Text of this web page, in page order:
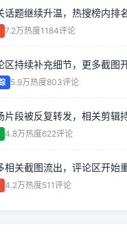
内快速上冲
讨论升温
话题继续升温，热搜榜内排
7.2万热度1184评论
区持续补充细节，更多截图
5.9万热度803评论
片段被反复转发，相关剪辑
4.8万热度622评论
相关截图流出，评论区开始
4.2万热度511评论